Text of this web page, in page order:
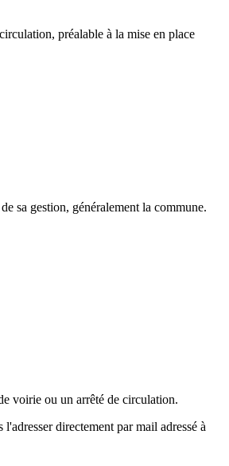
préalable à la mise en place
sa gestion, généralement la commune.
voirie ou un arrêté de circulation.
directement par mail adressé à